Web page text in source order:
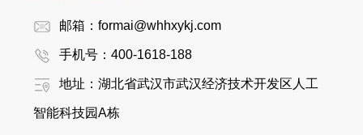
邮箱：formai@whhxykj.com
手机号：400-1618-188
地址：湖北省武汉市武汉经济技术开发区人工
智能科技园A栋